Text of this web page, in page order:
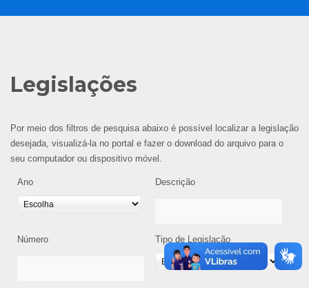
Legislações
Por meio dos filtros de pesquisa abaixo é possível localizar a legislação
desejada, visualizá-la no portal e fazer o download do arquivo para o
seu computador ou dispositivo móvel.
Ano Descrição
Número Tipo de Legislação